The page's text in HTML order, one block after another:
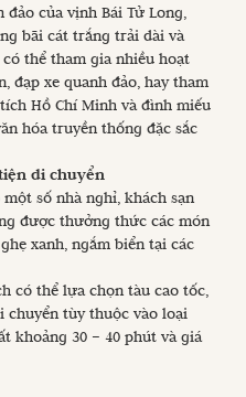
của vịnh Bái Tử Long,
bãi cát trắng trải dài và
thể tham gia nhiều hoạt
đạp xe quanh đảo, hay tham
Hồ Chí Minh và đình miếu
hóa truyền thống đặc sắc
di chuyển
số nhà nghỉ, khách sạn
được thưởng thức các món
xanh, ngắm biển tại các
có thể lựa chọn tàu cao tốc,
chuyển tùy thuộc vào loại
khoảng 30 – 40 phút và giá